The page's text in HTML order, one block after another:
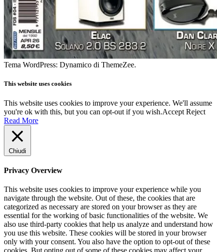
Tema WordPress: Dynamico di ThemeZee.
This website uses cookies
This website uses cookies to improve your experience. We'll assume
you're ok with this, but you can opt-out if you wish.Accept Reject
Read More
Chiudi
Privacy Overview
This website uses cookies to improve your experience while you
navigate through the website. Out of these, the cookies that are
categorized as necessary are stored on your browser as they are
essential for the working of basic functionalities of the website. We
also use third-party cookies that help us analyze and understand how
you use this website. These cookies will be stored in your browser
only with your consent. You also have the option to opt-out of these